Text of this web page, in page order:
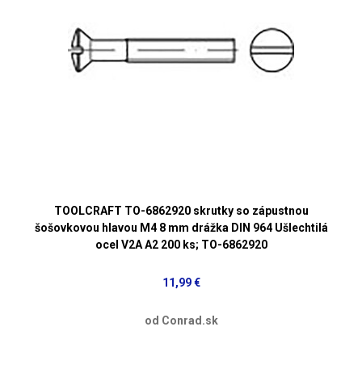
TOOLCRAFT TO-6862920 skrutky so zápustnou
šošovkovou hlavou M4 8 mm drážka DIN 964 Ušlechtilá
ocel V2A A2 200 ks; TO-6862920
11,99 €
od Conrad.sk